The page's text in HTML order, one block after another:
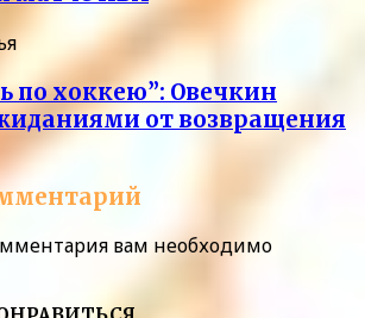
по хоккею”: Овечкин
от возвращения
вам необходимо